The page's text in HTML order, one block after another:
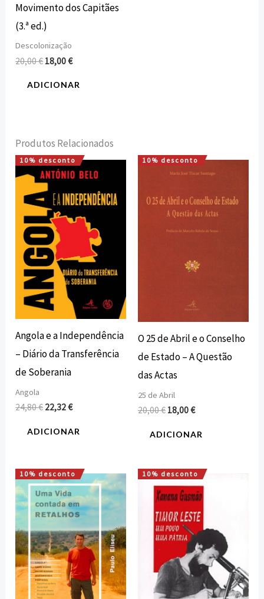
Movimento dos Capitães
(3.ª ed.)
Descolonização
20,00€ 18,00€
ADICIONAR
Produtos Relacionados
10% desconto
Angola e a Independência
– Diário da Transferência
de Soberania
Angola
24,80€
O
preço
original
era:
24,80 €.
22,32€
O
preço
é:
22,32 €.
ADICIONAR
10% desconto
O 25 de Abril e o Conselho
de Estado – A Questão
das Actas
25 de Abril
20,00€
O
preço
era:
20,00 €.
18,00€
O
preço
é:
18,00 €.
ADICIONAR
10% desconto
O
preço
original
era:
15,00 €.
O
preço
atual
é:
13,50 €.
10% desconto
O
preço
original
era:
16,00 €.
O
preço
atual
é:
14,40 €.